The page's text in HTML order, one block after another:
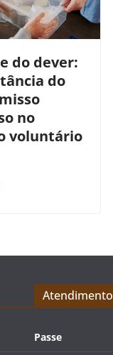
do dever:
do
no
voluntário
Atendimento
Passe